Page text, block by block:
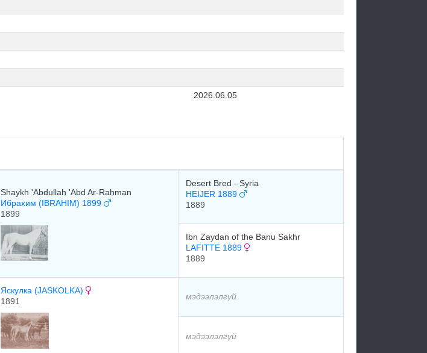
2026.06.05
Shaykh 'Abdullah 'Abd Ar-Rahman
Ибрахим (IBRAHIM) 1899
1899
Desert Bred - Syria
HEIJER 1889
1889
Ibn Zaydan of the Banu Sakhr
LAFITTE 1889
1889
Яскулка (JASKOLKA)
1891
мэдээлэлгүй
мэдээлэлгүй